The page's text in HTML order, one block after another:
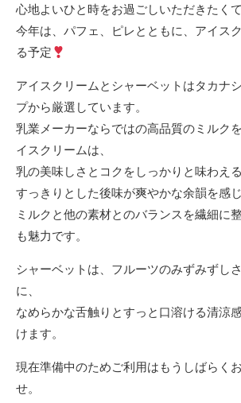
心地よいひと時をお過ごしいただきたくて
今年は、パフェ、ピレとともに、アイス
る予定
アイスクリームとシャーベットはタカナ
プから厳選しています。
乳業メーカーならではの高品質のミルク
イスクリームは、
乳の美味しさとコクをしっかりと味わえ
すっきりとした後味が爽やかな余韻を感じ
ミルクと他の素材とのバランスを繊細に
も魅力です。
シャーベットは、フルーツのみずみずし
に、
なめらかな舌触りとすっと口溶ける清涼
けます。
現在準備中のためご利用はもうしばらく
せ。